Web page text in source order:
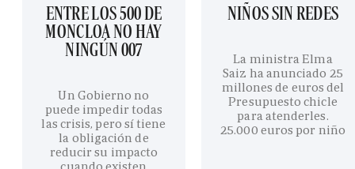
ENTRE LOS 500 DE
MONCLOA NO HAY
NINGÚN 007
Un Gobierno no
puede impedir todas
las crisis, pero sí tiene
la obligación de
reducir su impacto
NIÑOS SIN REDES
La ministra Elma
Saiz ha anunciado 25
millones de euros del
Presupuesto chicle
para atenderles.
25.000 euros por niño